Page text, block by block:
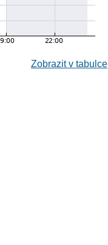
Zobrazit v tabulce